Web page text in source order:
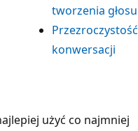
tworzenia głosu
Przezroczystość
konwersacji
użyć co najmniej